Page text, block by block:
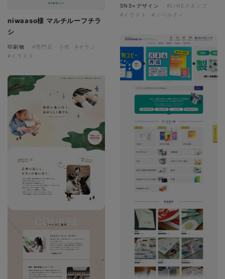
niwaaso様 マルチルーフチラ
シ
印刷物 #専門店・小売
#チラシ
#イラスト
SNS×デザイン
#LINEスタンプ
#イラスト
#ノベルティ